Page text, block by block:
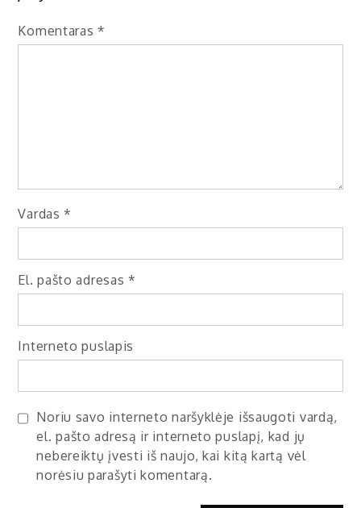
Komentaras *
Vardas *
El. pašto adresas *
Interneto puslapis
Noriu savo interneto naršyklėje išsaugoti vardą,
el. pašto adresą ir interneto puslapį, kad jų
nebereiktų įvesti iš naujo, kai kitą kartą vėl
norėsiu parašyti komentarą.